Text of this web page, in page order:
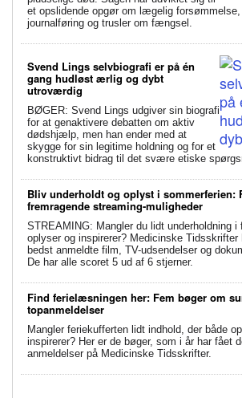
et opslidende opgør om lægelig forsømmelse,
journalføring og trusler om fængsel.
Svend Lings selvbiografi er på én
gang hudløst ærlig og dybt
utroværdig
BØGER: Svend Lings udgiver sin biografi
for at genaktivere debatten om aktiv
dødshjælp, men han ender med at
skygge for sin legitime holdning og for et
konstruktivt bidrag til det svære etiske
Bliv underholdt og oplyst i sommerferien:
fremragende streaming-muligheder
STREAMING: Mangler du lidt underholdning i
oplyser og inspirerer? Medicinske Tidsskrifter
bedst anmeldte film, TV-udsendelser og
De har alle scoret 5 ud af 6 stjerner.
Find ferielæsningen her: Fem bøger om
topanmeldelser
Mangler feriekufferten lidt indhold, der både
inspirerer? Her er de bøger, som i år har fået
anmeldelser på Medicinske Tidsskrifter.